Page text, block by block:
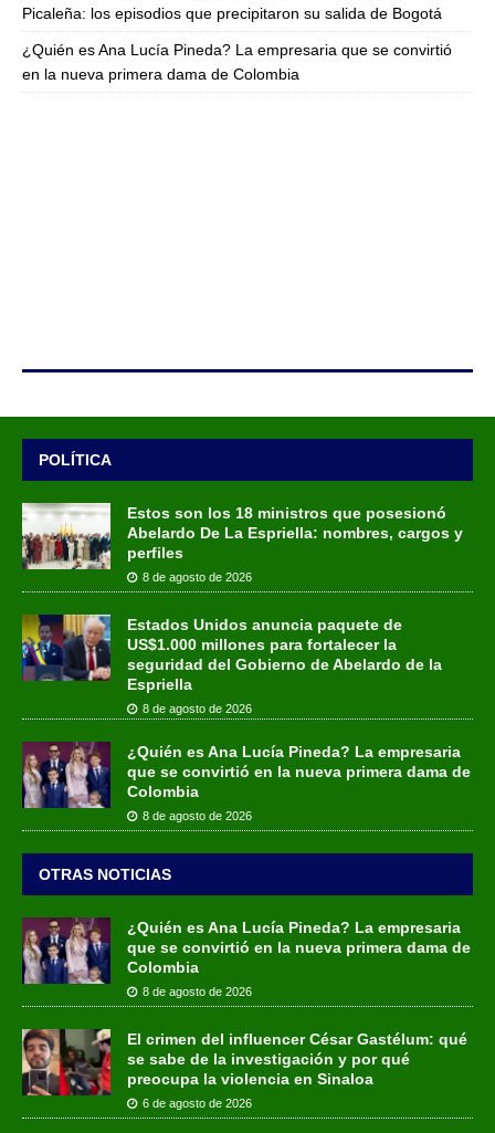
Picaleña: los episodios que precipitaron su salida de Bogotá
¿Quién es Ana Lucía Pineda? La empresaria que se convirtió
en la nueva primera dama de Colombia
POLÍTICA
Estos son los 18 ministros que posesionó
Abelardo De La Espriella: nombres, cargos y
perfiles
8 de agosto de 2026
Estados Unidos anuncia paquete de
US$1.000 millones para fortalecer la
seguridad del Gobierno de Abelardo de la
Espriella
8 de agosto de 2026
¿Quién es Ana Lucía Pineda? La empresaria
que se convirtió en la nueva primera dama de
Colombia
8 de agosto de 2026
OTRAS NOTICIAS
¿Quién es Ana Lucía Pineda? La empresaria
que se convirtió en la nueva primera dama de
Colombia
8 de agosto de 2026
El crimen del influencer César Gastélum: qué
se sabe de la investigación y por qué
preocupa la violencia en Sinaloa
6 de agosto de 2026